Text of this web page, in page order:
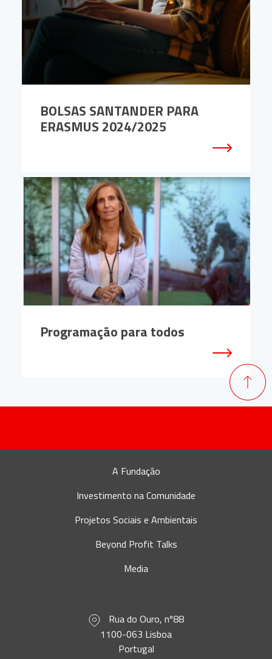
BOLSAS SANTANDER PARA
ERASMUS 2024/2025
Programação para todos
A Fundação
Investimento na Comunidade
Projetos Sociais e Ambientais
Beyond Profit Talks
Media
Rua do Ouro, nº88
1100-063 Lisboa
Portugal